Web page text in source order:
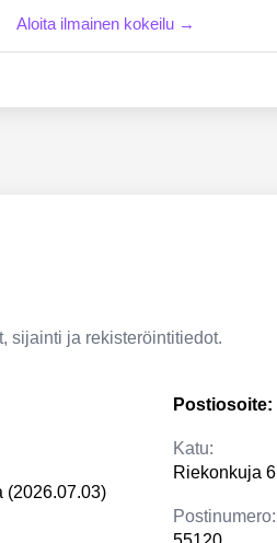
Aloita ilmainen kokeilu →
sijainti ja rekisteröintitiedot.
(2026.07.03)
Postiosoite:
Katu:
Riekonkuja 6
Postinumero: